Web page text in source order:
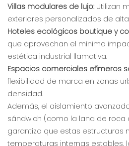
Villas modulares de lujo: Utilizan
exteriores personalizados de
Hoteles ecológicos boutique y
que aprovechan el mínimo
estética industrial llamativa.
Espacios comerciales efímeros
flexibilidad de marca en zonas
densidad.
Además, el aislamiento
sándwich (como la lana de roca
garantiza que estas estructuras
temperaturas internas estables,